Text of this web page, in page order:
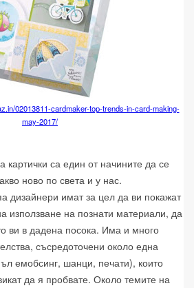
02013811-cardmaker-top-trends-in-card-making-
may-2017/
картички са един от начините да се
ново по света и у нас.
дизайнери имат за цел да ви покажат
използване на познати материали, да
ви в дадена посока. Има и много
съсредоточени около една
емобсинг, шанци, печати), които
да я пробвате. Около темите на